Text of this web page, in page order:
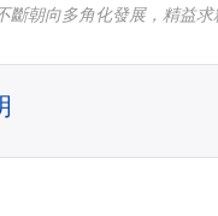
斷朝向多角化發展，精益